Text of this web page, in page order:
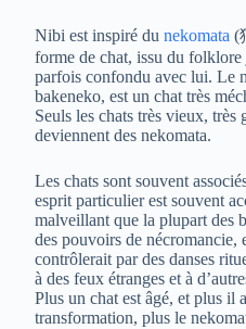
Nibi est inspiré dunekomata (
forme de chat, issu du
parfois confondu avec lui. Le
bakeneko, est un chat très
Seuls les chats très vieux, très
deviennent des nekomata.
Les chats sont souvent
esprit particulier est souvent
malveillant que la plupart des
des pouvoirs de nécromancie,
contrôlerait par des danses
à des feux étranges et à
Plus un chat est âgé, et plus il
transformation, plus le